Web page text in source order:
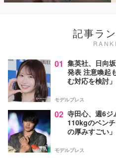
記事ラ
01 集英社、日向
発表 注意喚起
む対応を検討」
モデルプレス
02 寺田心、週6
110kgのベン
の厚みすごい
モデルプレス